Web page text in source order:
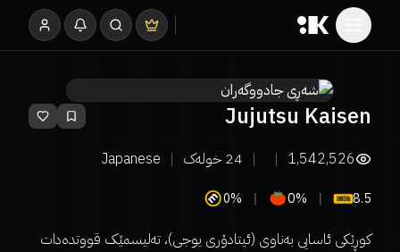
Jujutsu Kaisen
1,542,526
24 خولەک Japanese
8.5
0%
0%
کوڕێکی ئاسایی بەناوی (ئیتادۆری یوجی)، تەلیسمێک قووتدەدات